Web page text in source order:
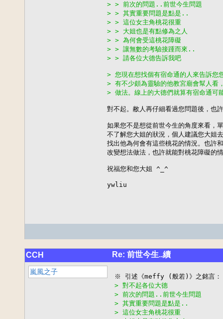
> > 前次的問題..前世今生問題
> > 其實重要問題是點是..
> > 這位女主角桃花很重
> > 大姐也是有點修為之人
> > 為何會受這桃花障礙
> > 讓無數的考驗接踵而來..
> > 請各位大德告訴我吧
> 您現在想找個有宿命通的人來告訴您
> 有不少頗為靈驗的他教宮廟會幫人看
> 做法。線上的大德們就算有宿命通可
對不起。敝人再仔細看過您問題後，也
如果您不是想從前世今生的角度來看，
不了解您大姐的狀況，個人建議您大姐
找出他為何會有這些桃花的情況。也許
改變想法做法，也許就能對桃花障礙的
祝福您和您大姐 ^_^
ywliu
CCH Re: 前世今生..續
嵐風之子
> 對不起各位大德
> 前次的問題..前世今生問題
> 其實重要問題是點是..
> 這位女主角桃花很重